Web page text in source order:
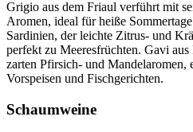
Grigio aus dem Friaul verführt mit
Aromen, ideal für heiße
Sardinien, der leichte Zitrus- und
perfekt zu Meeresfrüchten. Gavi
zarten Pfirsich- und Mandelaromen,
Vorspeisen und Fischgerichten.
Schaumweine